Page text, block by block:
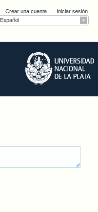
Crear una cuenta
Iniciar sesión
Español